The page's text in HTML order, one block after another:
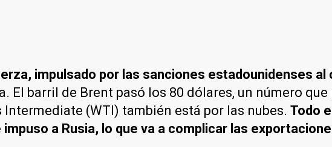
impulsado por las sanciones estadounidenses al
El barril de Brent pasó los 80 dólares, un número
(WTI) también está por las nubes. Todo
a Rusia, lo que va a complicar las